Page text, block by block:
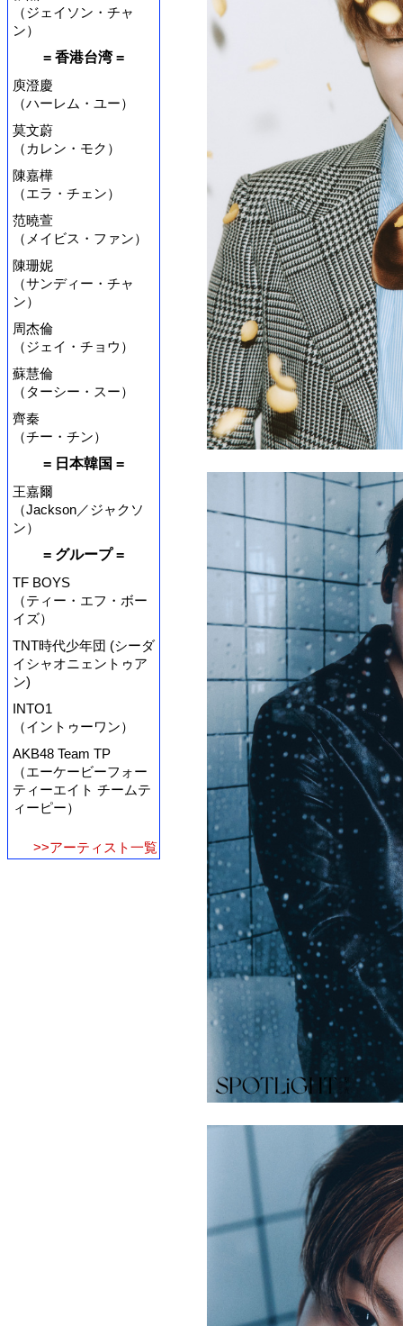
（ジェイソン・チャ
ン）
= 香港台湾 =
庾澄慶
（ハーレム・ユー）
莫文蔚
（カレン・モク）
陳嘉樺
（エラ・チェン）
范曉萱
（メイビス・ファン）
陳珊妮
（サンディー・チャ
ン）
周杰倫
（ジェイ・チョウ）
蘇慧倫
（ターシー・スー）
齊秦
（チー・チン）
= 日本韓国 =
王嘉爾
（Jackson／ジャクソ
ン）
= グループ =
TF BOYS
（ティー・エフ・ボー
イズ）
TNT時代少年団 (シーダ
イシャオニェントゥア
ン)
INTO1
（イントゥーワン）
AKB48 Team TP
（エーケービーフォー
ティーエイト チームテ
ィーピー）
>>アーティスト一覧